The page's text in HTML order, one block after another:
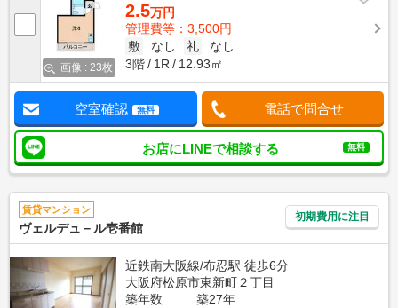
画像 : 23枚
2.5万円
管理費等：3,500円
敷
なし 礼
なし
3階
1R 12.93㎡
空室確認 無料 電話で問合せ
お店にLINEで相談する 無料
賃貸マンション
ヴェルデュ－ル壱番館
初期費用に注目
近鉄南大阪線/布忍駅 徒歩6分
大阪府松原市東新町２丁目
築年数
築27年